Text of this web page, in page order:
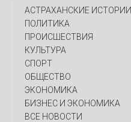
АСТРАХАНСКИЕ ИСТОРИИ
ПОЛИТИКА
ПРОИСШЕСТВИЯ
КУЛЬТУРА
СПОРТ
ОБЩЕСТВО
ЭКОНОМИКА
БИЗНЕС И ЭКОНОМИКА
ВСЕ НОВОСТИ